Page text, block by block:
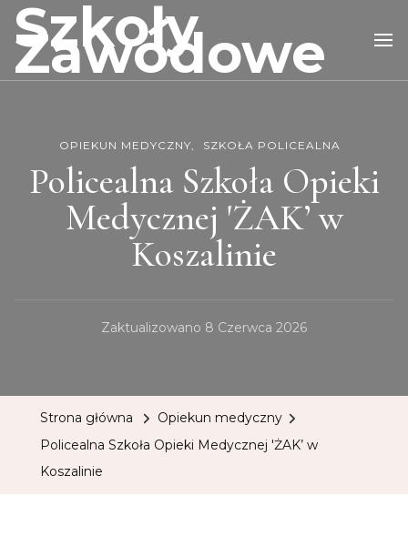
Szkoły
Zawodowe
OPIEKUN MEDYCZNY SZKOŁA POLICEALNA
Policealna Szkoła Opieki
Medycznej 'ŻAK’ w
Koszalinie
Zaktualizowano 8 Czerwca 2026
Strona główna
Opiekun medyczny
Policealna Szkoła Opieki Medycznej 'ŻAK’ w
Koszalinie